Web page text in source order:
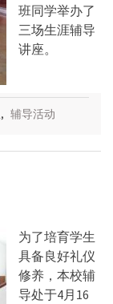
班同学举办了
三场生涯辅导
讲座。
, 辅导活动
为了培育学生
具备良好礼仪
修养，本校辅
导处于4月16